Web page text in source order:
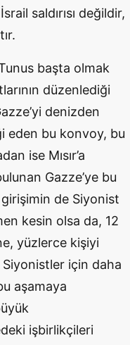
saldırısı değildir,
başta olmak
düzenlediği
denizden
eden bu konvoy, bu
ise Mısır’a
Gazze’ye bu
de Siyonist
kesin olsa da, 12
yüzlerce kişiyi
Siyonistler için daha
aşamaya
işbirlikçileri